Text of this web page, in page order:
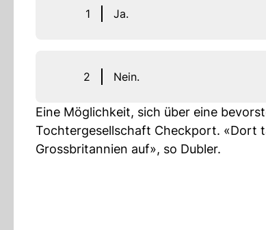
1 Ja.
2 Nein.
Eine Möglichkeit, sich über eine
Tochtergesellschaft Checkport. «Dort
Grossbritannien auf», so Dubler.